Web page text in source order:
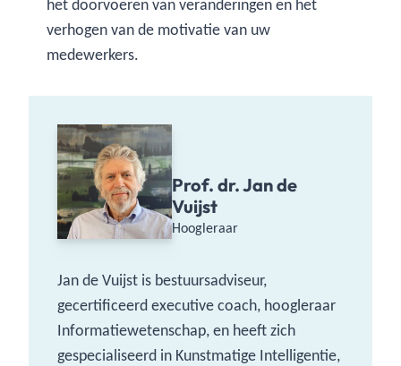
het doorvoeren van veranderingen en het
verhogen van de motivatie van uw
medewerkers.
Prof. dr. Jan de
Vuijst
Hoogleraar
Jan de Vuijst is bestuursadviseur,
gecertificeerd executive coach, hoogleraar
Informatiewetenschap, en heeft zich
gespecialiseerd in Kunstmatige Intelligentie,